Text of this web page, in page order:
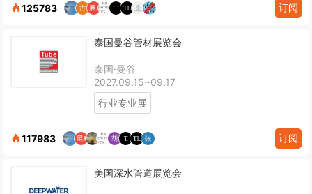
125783 订阅
泰国曼谷管材展览会
泰国·曼谷
2027.09.15~09.17
行业专业展
117983 订阅
美国深水管道展览会